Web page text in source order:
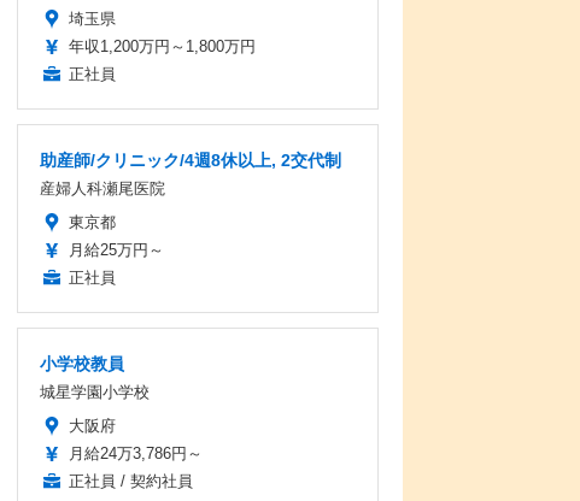
埼玉県
年収1,200万円～1,800万円
正社員
助産師/クリニック/4週8休以上, 2交代制
産婦人科瀬尾医院
東京都
月給25万円～
正社員
小学校教員
城星学園小学校
大阪府
月給24万3,786円～
正社員 / 契約社員